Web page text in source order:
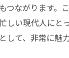
つながります。
しい現代人にと
して、非常に魅力